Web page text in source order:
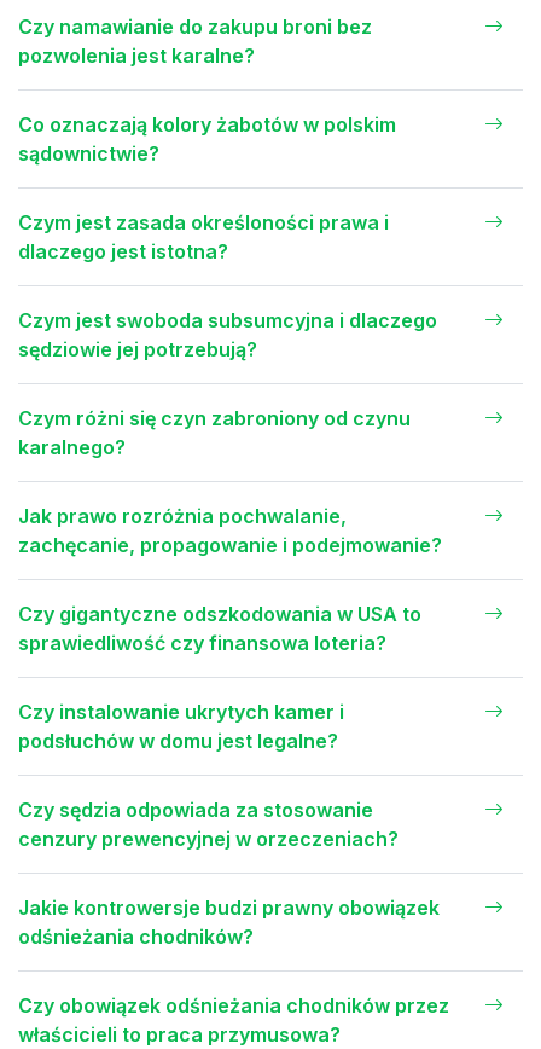
Czy namawianie do zakupu broni bez
pozwolenia jest karalne?
Co oznaczają kolory żabotów w polskim
sądownictwie?
Czym jest zasada określoności prawa i
dlaczego jest istotna?
Czym jest swoboda subsumcyjna i dlaczego
sędziowie jej potrzebują?
Czym różni się czyn zabroniony od czynu
karalnego?
Jak prawo rozróżnia pochwalanie,
zachęcanie, propagowanie i podejmowanie?
Czy gigantyczne odszkodowania w USA to
sprawiedliwość czy finansowa loteria?
Czy instalowanie ukrytych kamer i
podsłuchów w domu jest legalne?
Czy sędzia odpowiada za stosowanie
cenzury prewencyjnej w orzeczeniach?
Jakie kontrowersje budzi prawny obowiązek
odśnieżania chodników?
Czy obowiązek odśnieżania chodników przez
właścicieli to praca przymusowa?